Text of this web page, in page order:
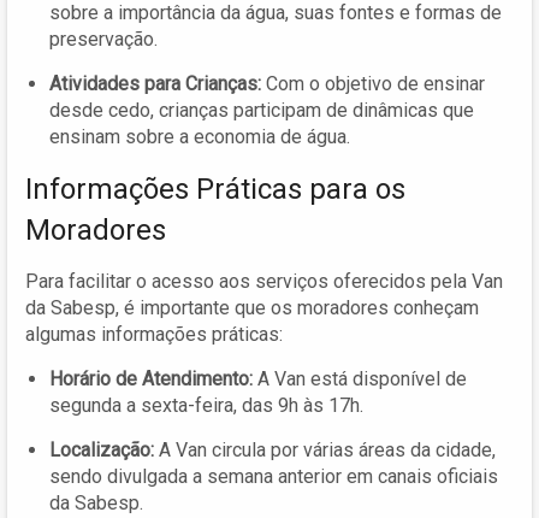
sobre a importância da água, suas fontes e formas de
preservação.
Atividades para Crianças: Com o objetivo de ensinar
desde cedo, crianças participam de dinâmicas que
ensinam sobre a economia de água.
Informações Práticas para os
Moradores
Para facilitar o acesso aos serviços oferecidos pela Van
da Sabesp, é importante que os moradores conheçam
algumas informações práticas:
Horário de Atendimento: A Van está disponível de
segunda a sexta-feira, das 9h às 17h.
Localização: A Van circula por várias áreas da cidade,
sendo divulgada a semana anterior em canais oficiais
da Sabesp.